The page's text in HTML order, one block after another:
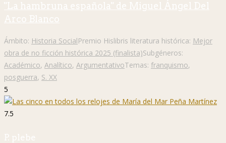
"La hambruna española" de Miguel Ángel Del
Arco Blanco
Ámbito: Historia SocialPremio Hislibris literatura histórica: Mejor
obra de no ficción histórica 2025 (finalista)Subgéneros:
Académico, Analítico, ArgumentativoTemas: franquismo,
posguerra, S. XX
5
7.5
P. plebe